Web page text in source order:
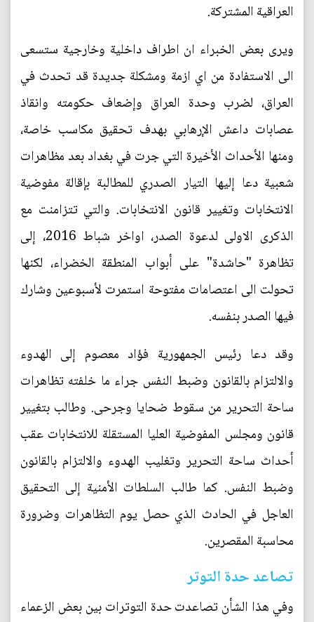
العراقية المشتركة.
ويرى بعض الخبراء ان اطراف داخلية وخارجية ستسعى
الى الاستفادة من اي ازمة ومشكلة جديدة قد تحدث في
العراق، لضرب وحدة العراق وإضعاف حكومته وانقاذ
عصابات داعش الإرهابي بهدف تحقيق مكاسب خاصة،
ومنها الأحداث الأخيرة التي جرت في بغداد بعد مظاهرات
شعبية دعا إليها التيار الصدري للمطالبة بإقالة مفوضية
الانتخابات وتغيير قانون الانتخابات. والتي تتزامنت مع
الذكرى الاولى لدعوة الصدر، اواخر شباط 2016، إلى
تظاهرة "حاشدة" على أبواب المنطقة الخضراء، لكنها
تحولت الى اعتصامات مفتوحة استمرت لأسبوعين وشارك
فيها الصدر بنفسه.
وقد دعا رئيس الجمهورية فؤاد معصوم إلى الهدوء
والالتزام بالقانون وضبط النفس جراء ما خلفته تظاهرات
ساحة التحرير من سقوط ضحايا وجرحى. وطالب بتغيير
قانون ومجلس المفوضية العليا المستقلة للانتخابات عقب
أحداث ساحة التحرير وتغليب الهدوء والالتزام بالقانون
وضبط النفس. كما طالب السلطات الأمنية إلى التحقيق
العاجل في الحادث الذي حصل يوم التظاهرات وضرورة
محاسبة المقصرين.
تصاعد حدة التوتر
وفي هذا الشأن تصاعدت حدة التوترات بين بعض الزعماء